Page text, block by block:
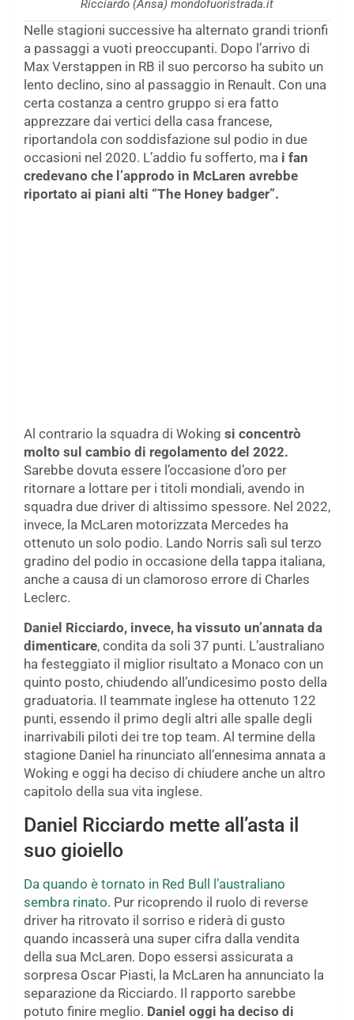
Ricciardo (Ansa) mondofuoristrada.it
Nelle stagioni successive ha alternato grandi trionfi
a passaggi a vuoti preoccupanti. Dopo l’arrivo di
Max Verstappen in RB il suo percorso ha subito un
lento declino, sino al passaggio in Renault. Con una
certa costanza a centro gruppo si era fatto
apprezzare dai vertici della casa francese,
riportandola con soddisfazione sul podio in due
occasioni nel 2020. L’addio fu sofferto, ma i fan
credevano che l’approdo in McLaren avrebbe
riportato ai piani alti “The Honey badger”.
Al contrario la squadra di Woking si concentrò
molto sul cambio di regolamento del 2022.
Sarebbe dovuta essere l’occasione d’oro per
ritornare a lottare per i titoli mondiali, avendo in
squadra due driver di altissimo spessore. Nel 2022,
invece, la McLaren motorizzata Mercedes ha
ottenuto un solo podio. Lando Norris salì sul terzo
gradino del podio in occasione della tappa italiana,
anche a causa di un clamoroso errore di Charles
Leclerc.
Daniel Ricciardo, invece, ha vissuto un’annata da
dimenticare, condita da soli 37 punti. L’australiano
ha festeggiato il miglior risultato a Monaco con un
quinto posto, chiudendo all’undicesimo posto della
graduatoria. Il teammate inglese ha ottenuto 122
punti, essendo il primo degli altri alle spalle degli
inarrivabili piloti dei tre top team. Al termine della
stagione Daniel ha rinunciato all’ennesima annata a
Woking e oggi ha deciso di chiudere anche un altro
capitolo della sua vita inglese.
Daniel Ricciardo mette all’asta il
suo gioiello
Da quando è tornato in Red Bull l’australiano
sembra rinato. Pur ricoprendo il ruolo di reverse
driver ha ritrovato il sorriso e riderà di gusto
quando incasserà una super cifra dalla vendita
della sua McLaren. Dopo essersi assicurata a
sorpresa Oscar Piasti, la McLaren ha annunciato la
separazione da Ricciardo. Il rapporto sarebbe
potuto finire meglio. Daniel oggi ha deciso di